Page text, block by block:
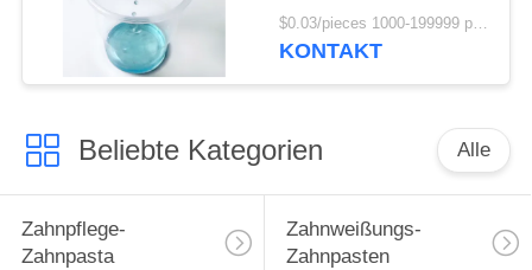
Flüssigkeit mit Kissen-
Tasche 10ml
$0.03/pieces 1000-199999 pieces MOQ:1000 Stücke
KONTAKT
Beliebte Kategorien Alle
Zahnpflege-
Zahnpasta
Zahnweißungs-
Zahnpasten